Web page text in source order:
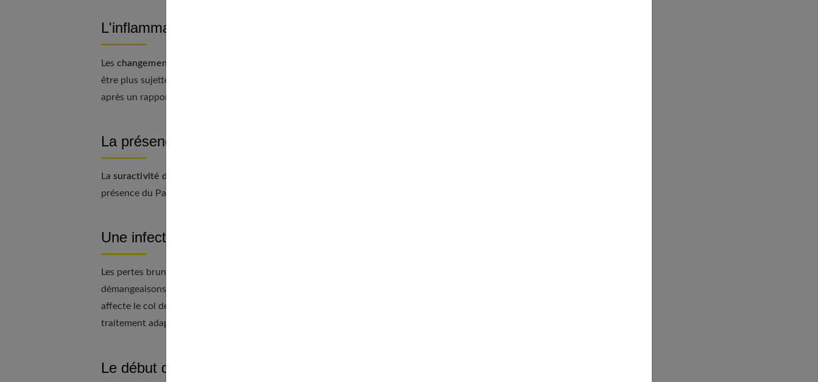
L'inflammation du col de l’utérus
Les changements hormonaux
être plus sujettes aux inflammations. Ainsi, il n’est pas rare qu’une
après un rapport sexuel ou une
La présence d’un HPV (Human Papillomavirus)
La suractivité des œstrogènes
présence du Papillomavirus. Rassurez-vous, cette configuration est relativement peu fréquente.
Une infection cervicale
Les pertes brunes peuvent être causées par une
démangeaisons dans la zone du vagin, il est possible que vous soyez contaminée par
affecte le col de l’utérus. Consultez rapidement un médecin pour qu’il vous prescrive des analyses et un
traitement adapté.
Le début d’une fausse-couche